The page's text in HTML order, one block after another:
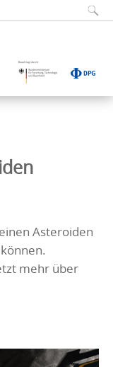
Asteroiden
mehr über